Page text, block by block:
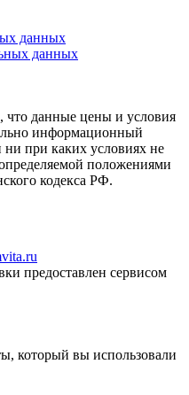
данных
данных
данные цены и условия
информационный
ни при каких условиях не
положениями
кодекса РФ.
предоставлен сервисом
который вы использовали